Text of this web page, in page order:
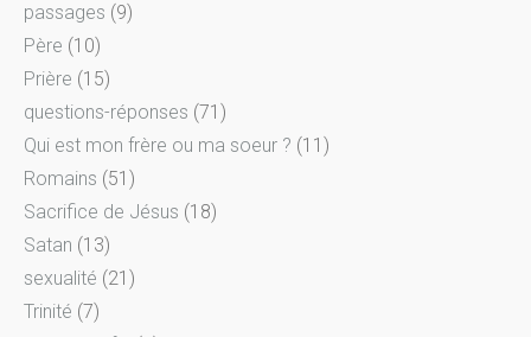
passages (9)
Père (10)
Prière (15)
questions-réponses (71)
Qui est mon frère ou ma soeur ? (11)
Romains (51)
Sacrifice de Jésus (18)
Satan (13)
sexualité (21)
Trinité (7)